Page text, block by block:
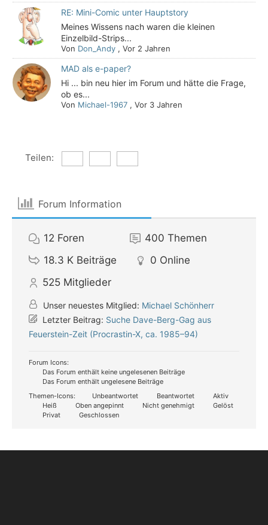
RE: Mini-Comic unter Hauptstory
Meines Wissens nach waren die kleinen
Einzelbild-Strips...
Von Don_Andy ,Vor 2 Jahren
MAD als e-paper?
Hi ... bin neu hier im Forum und hätte die Frage,
ob es...
Von Michael-1967 ,Vor 3 Jahren
Teilen:
Forum Information
12 Foren 400 Themen
18.3 K Beiträge 0 Online
525 Mitglieder
Unser neuestes Mitglied: Michael Schönherr
Letzter Beitrag: Suche Dave-Berg-Gag aus
Feuerstein-Zeit (Procrastin-X, ca. 1985–94)
Forum Icons:
Das Forum enthält keine ungelesenen Beiträge
Das Forum enthält ungelesene Beiträge
Themen-Icons:
Unbeantwortet Beantwortet
Aktiv
Heiß
Oben angepinnt Nicht genehmigt
Gelöst
Privat
Geschlossen